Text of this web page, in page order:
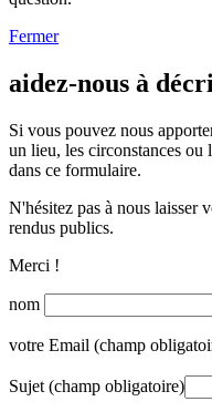
Fermer
aidez-nous à
Si vous pouvez nous
un lieu, les circonstances ou
dans ce formulaire.
N'hésitez pas à nous laisser
rendus publics.
Merci !
nom
votre Email (champ
Sujet (champ obligatoire)